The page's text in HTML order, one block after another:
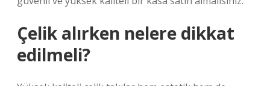
Çelik alırken nelere dikkat
edilmeli?